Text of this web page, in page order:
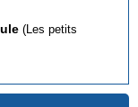
(Les petits